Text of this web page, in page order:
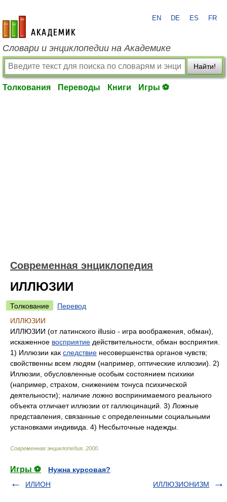
academic.ru
EN DE ES FR
Словари и энциклопедии на Академике
Найти!
Толкования Переводы Книги Игры ⚽
Современная энциклопедия
ИЛЛЮЗИИ
Толкование
Перевод
ИЛЛЮЗИИ
ИЛЛЮЗИИ (от латинского illusio - игра воображения, обман),
искаженное восприятие действительности, обман восприятия.
1) Иллюзии как следствие несовершенства органов чувств;
свойственны всем людям (например, оптические иллюзии). 2)
Иллюзии, обусловленные особым состоянием психики
(например, страхом, снижением тонуса психической
деятельности); наличие ложно воспринимаемого реального
объекта отличает иллюзии от галлюцинаций. 3) Ложные
представления, связанные с определенными социальными
установками индивида. 4) Несбыточные надежды.
Современная энциклопедия 2000
Игры ⚽
Нужна курсовая?
ИЛИОН
ИЛЛЮЗИОНИЗМ